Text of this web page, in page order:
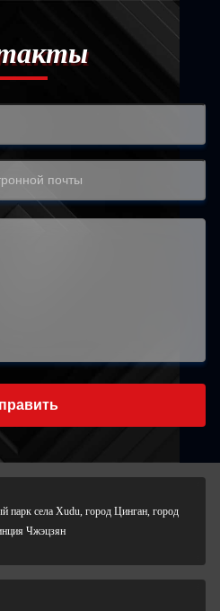
села Xudu, город Цинган, город
Чжэцзян